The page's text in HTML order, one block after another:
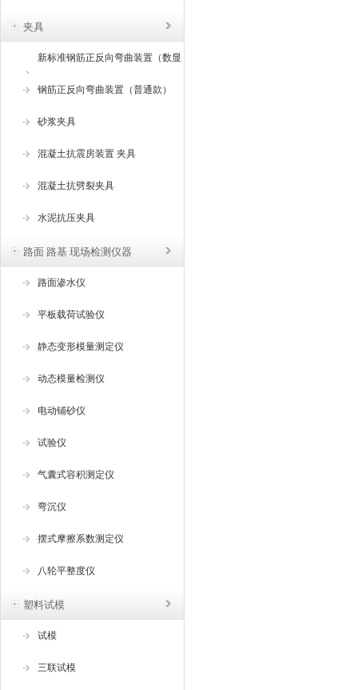
夹具
新标准钢筋正反向弯曲装置（数显
角度）
钢筋正反向弯曲装置（普通款）
砂浆夹具
混凝土抗震房装置 夹具
混凝土抗劈裂夹具
水泥抗压夹具
路面 路基 现场检测仪器
路面渗水仪
平板载荷试验仪
静态变形模量测定仪
动态模量检测仪
电动铺砂仪
试验仪
气囊式容积测定仪
弯沉仪
摆式摩擦系数测定仪
八轮平整度仪
塑料试模
试模
三联试模